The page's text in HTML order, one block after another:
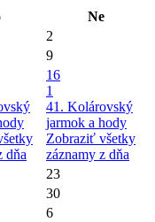
Ne
2
9
dňa
16
1
41. Kolárovský
jarmok a hody
Zobraziť všetky
záznamy z dňa
23
30
6